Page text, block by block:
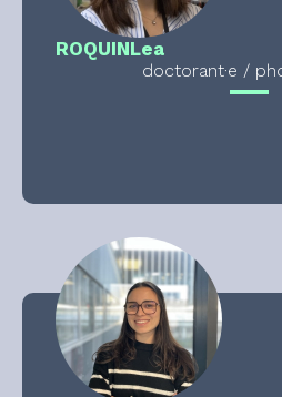
ROQUINLea
doctorant·e /